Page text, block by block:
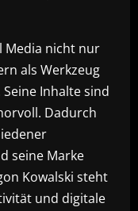
Media nicht nur
als Werkzeug
Inhalte sind
Dadurch
seine Marke
Kowalski steht
und digitale